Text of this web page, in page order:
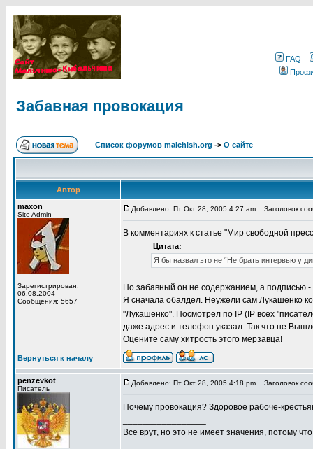
FAQ
Забавная провокация
Список форумов malchish.org -> О сайте
Автор
maxon
Site Admin
Зарегистрирован:
06.08.2004
Сообщения: 5657
Добавлено: Пт Окт 28, 2005 4:27 am Заголовок
В комментариях к статье "Мир свободной
Цитата:
Я бы назвал это не “Не брать интервью у
Но забавный он не содержанием, а подписью -
Я сначала обалдел. Неужели сам Лукашенко
"Лукашенко". Посмотрел по IP (IP всех
даже адрес и телефон указал. Так что не
Оцените саму хитрость этого мерзавца!
Вернуться к началу
penzevkot
Писатель
Добавлено: Пт Окт 28, 2005 4:18 pm Заголовок
Почему провокация? Здоровое рабоче-
Все врут, но это не имеет значения, потому